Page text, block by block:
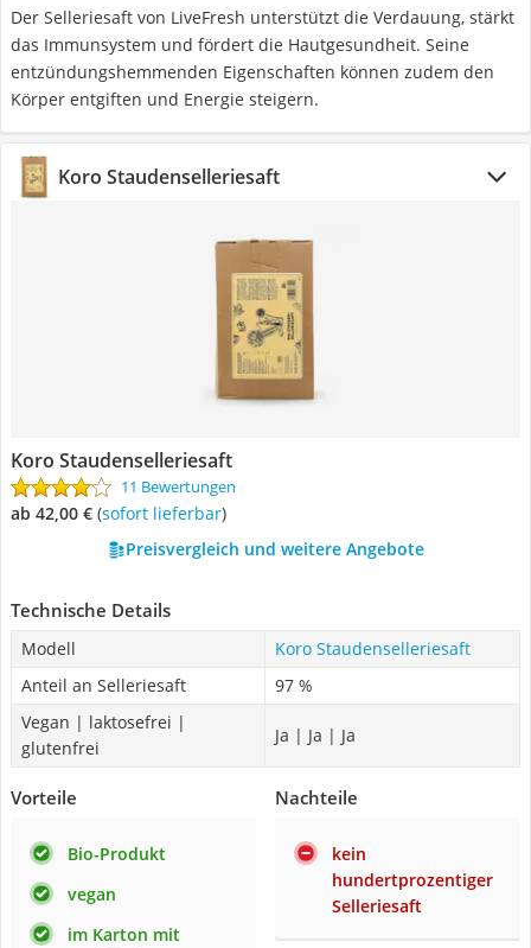
Der Selleriesaft von LiveFresh unterstützt die Verdauung, stärkt
das Immunsystem und fördert die Hautgesundheit. Seine
entzündungshemmenden Eigenschaften können zudem den
Körper entgiften und Energie steigern.
Koro Staudenselleriesaft
Koro Staudenselleriesaft
11 Bewertungen
ab 42,00 € ( Sofort lieferbar)
Preisvergleich und weitere Angebote
Technische Details
Modell
Koro Staudenselleriesaft
Anteil an Selleriesaft
97 %
Vegan | laktosefrei |
glutenfrei
Ja | Ja | Ja
Vorteile
Bio-Produkt
vegan
im Karton mit
Nachteile
kein
hundertprozentiger
Selleriesaft